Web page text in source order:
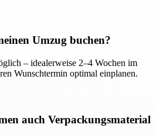
Umzug buchen?
– idealerweise 2–4 Wochen im
Wunschtermin optimal einplanen.
auch Verpackungsmaterial